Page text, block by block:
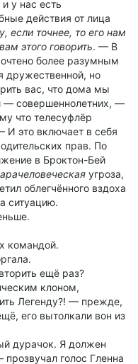
у нас есть
действия от лица
если точнее, то его нам
этого говорить. — В
более разумным
дружественной, но
вас, что дома мы
— совершеннолетних, —
что телесуфлёр
И это включает в себя
прав. По
в Броктон-Бей
угроза,
облегчённого вздоха
ситуацию.
командой.
ещё раз?
клоном,
Легенду?! — прежде,
его вытолкали вон из
дурачок. Я должен
голос Гленна